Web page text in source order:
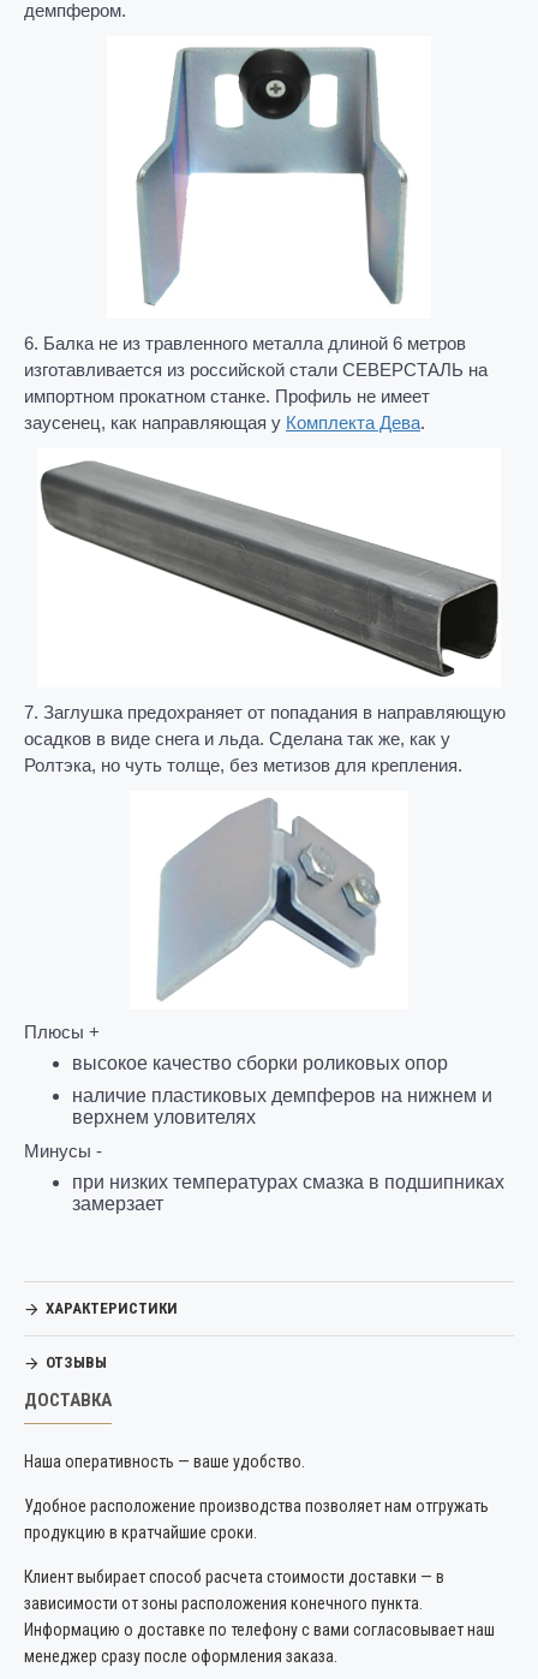
демпфером.
6. Балка не из травленного металла длиной 6 метров
изготавливается из российской стали СЕВЕРСТАЛЬ на
импортном прокатном станке. Профиль не имеет
заусенец, как направляющая у Комплекта Дева.
7. Заглушка предохраняет от попадания в направляющую
осадков в виде снега и льда. Сделана так же, как у
Ролтэка, но чуть толще, без метизов для крепления.
Плюсы +
высокое качество сборки роликовых опор
наличие пластиковых демпферов на нижнем и
верхнем уловителях
Минусы -
при низких температурах смазка в подшипниках
замерзает
ХАРАКТЕРИСТИКИ
ОТЗЫВЫ
ДОСТАВКА
Наша оперативность — ваше удобство.
Удобное расположение производства позволяет нам отгружать
продукцию в кратчайшие сроки.
Клиент выбирает способ расчета стоимости доставки — в
зависимости от зоны расположения конечного пункта.
Информацию о доставке по телефону с вами согласовывает наш
менеджер сразу после оформления заказа.